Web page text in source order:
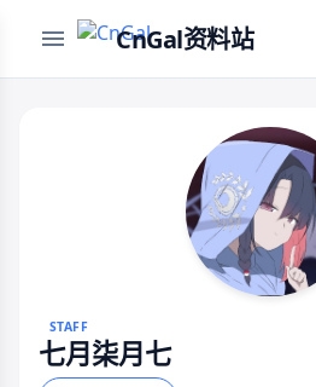
CnGal资料站
STAFF
七月柒月七